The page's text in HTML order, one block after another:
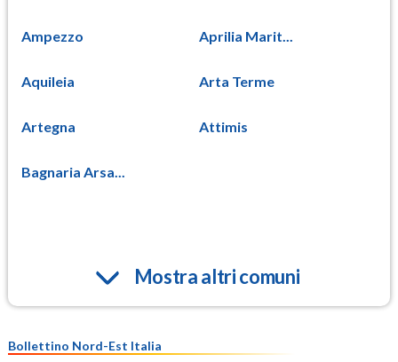
Ampezzo Aprilia Marit...
Aquileia Arta Terme
Artegna Attimis
Bagnaria Arsa...
Mostra altri comuni
Bollettino Nord-Est Italia